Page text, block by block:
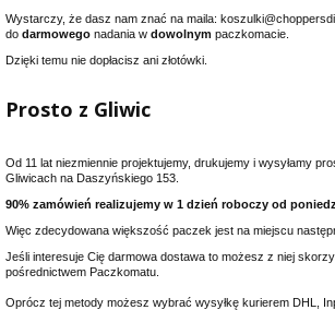
Wystarczy, że dasz nam znać na maila:
do darmowego nadania w dowolnym paczkomacie.
Dzięki temu nie dopłacisz ani złotówki.
Prosto z Gliwic
Od 11 lat niezmiennie projektujemy, drukujemy i wysyłamy
Gliwicach na Daszyńskiego 153.
90% zamówień realizujemy w 1 dzień roboczy od
Więc zdecydowana większość paczek jest na miejscu
Jeśli interesuje Cię darmowa dostawa to możesz z niej
pośrednictwem Paczkomatu.
Oprócz tej metody możesz wybrać wysyłkę kurierem DHL,